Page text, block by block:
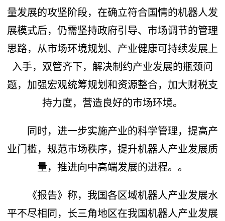
量发展的攻坚阶段，在确立符合国情的机器人发
展模式后，仍需坚持政府引导、市场调节的管理
思路，从市场环境规划、产业健康可持续发展上
入手，双管齐下，解决制约产业发展的瓶颈问
题，加强宏观统筹规划和资源整合，加大财税支
持力度，营造良好的市场环境。
同时，进一步实施产业的科学管理，提高产
业门槛，规范市场秩序，提升机器人产业发展质
量，推进向中高端发展的进程。。
《报告》称，我国各区域机器人产业发展水
平不尽相同，长三角地区在我国机器人产业发展